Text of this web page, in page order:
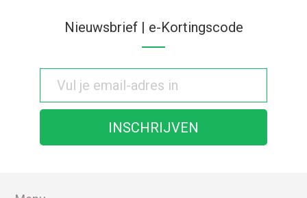
Nieuwsbrief | e-Kortingscode